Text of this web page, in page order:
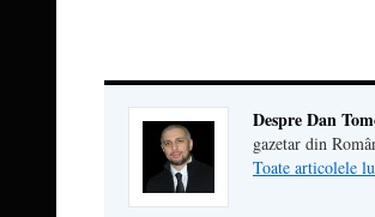
Despre Dan
gazetar din
Toate articolele